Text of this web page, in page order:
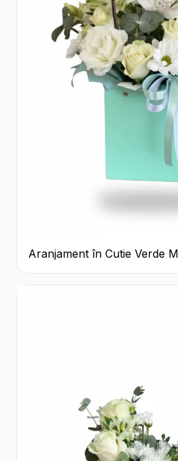
Aranjament în Cutie Verde
Trandafiri și Alstroemeria